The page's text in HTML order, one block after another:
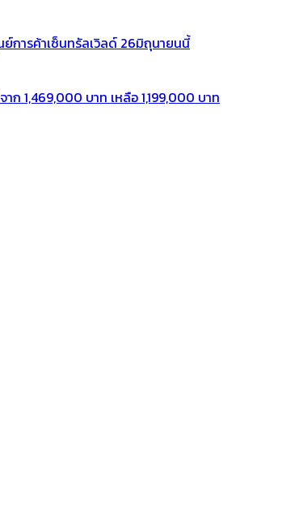
การค้าเซ็นทรัลเวิลด์ 26มิถุนายนนี้
1,469,000 บาท เหลือ 1,199,000 บาท